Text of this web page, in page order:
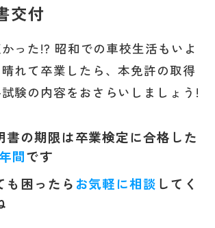
交付
った!? 昭和での車校生活もいよ
れて卒業したら、本免許の取得
験の内容をおさらいしましょう!
書の期限は卒業検定に合格した
間です
も困ったら お気軽に相談 してく